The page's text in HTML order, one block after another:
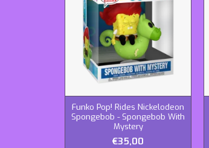
Funko Pop! Rides Nickelodeon
Spongebob - Spongebob With
Mystery
€35,00